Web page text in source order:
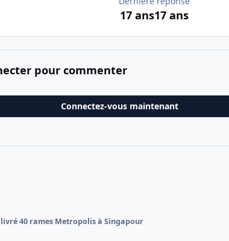
17 ans17 ans
pour commenter
Connectez-vous maintenant
40 rames Metropolis à Singapour